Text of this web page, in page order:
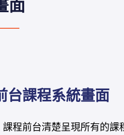
面
台課程系統畫面
課程前台清楚呈現所有的